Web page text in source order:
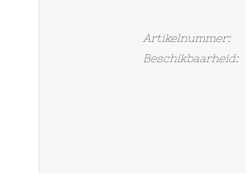
Artikelnummer:
Beschikbaarheid: